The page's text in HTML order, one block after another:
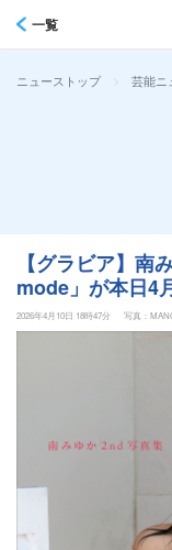
一覧
ニューストップ > 芸能ニ
【グラビア】南
mode」が本日4
2026年4月10日 18時47分 写真：